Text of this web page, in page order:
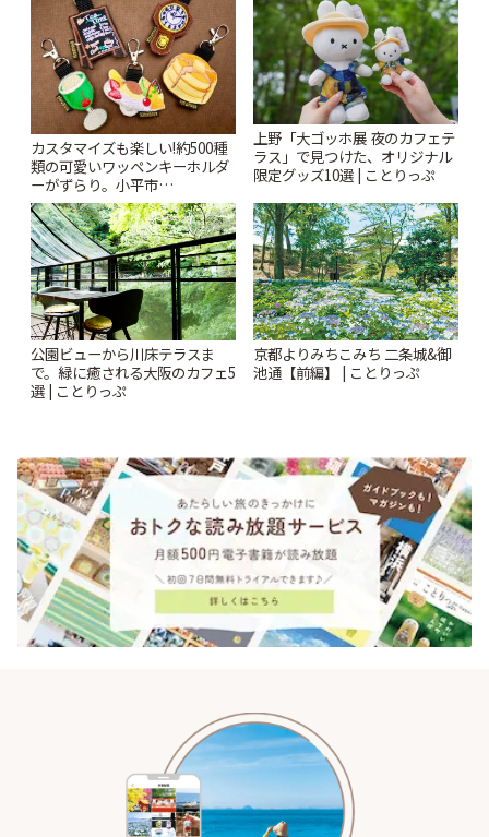
カスタマイズも楽しい!約500種
類の可愛いワッペンキーホルダ
ーがずらり。小平市
「Kimamaya T&K」 | ことりっ
ぷ
上野「大ゴッホ展 夜のカフェテ
ラス」で見つけた、オリジナル
限定グッズ10選 | ことりっぷ
公園ビューから川床テラスま
で。緑に癒される大阪のカフェ5
選 | ことりっぷ
京都よりみちこみち 二条城&御
池通【前編】 | ことりっぷ